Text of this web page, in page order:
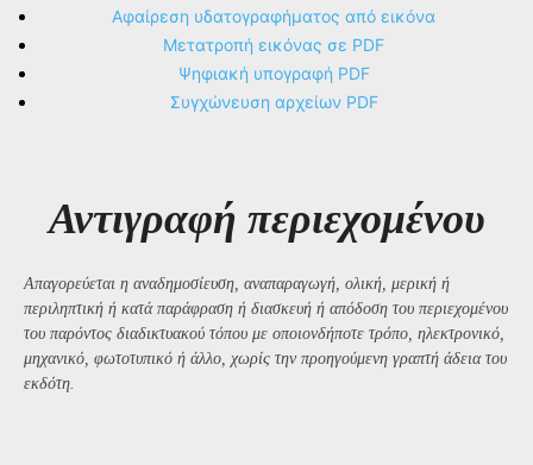
Αφαίρεση υδατογραφήματος από εικόνα
Μετατροπή εικόνας σε PDF
Ψηφιακή υπογραφή PDF
Συγχώνευση αρχείων PDF
Αντιγραφή περιεχομένου
Απαγορεύεται η αναδημοσίευση, αναπαραγωγή, ολική, μερική ή
περιληπτική ή κατά παράφραση ή διασκευή ή απόδοση του περιεχομένου
του παρόντος διαδικτυακού τόπου με οποιονδήποτε τρόπο, ηλεκτρονικό,
μηχανικό, φωτοτυπικό ή άλλο, χωρίς την προηγούμενη γραπτή άδεια του
εκδότη.